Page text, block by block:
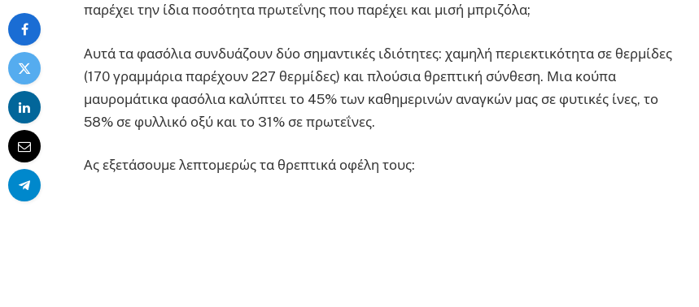
παρέχει την ίδια ποσότητα πρωτεΐνης που παρέχει και μισή μπριζόλα;
Αυτά τα φασόλια συνδυάζουν δύο σημαντικές ιδιότητες: χαμηλή περιεκτικότητα σε θερμίδες
(170 γραμμάρια παρέχουν 227 θερμίδες) και πλούσια θρεπτική σύνθεση. Μια κούπα
μαυρομάτικα φασόλια καλύπτει το 45% των καθημερινών αναγκών μας σε φυτικές ίνες, το
58% σε φυλλικό οξύ και το 31% σε πρωτεΐνες.
Ας εξετάσουμε λεπτομερώς τα θρεπτικά οφέλη τους: